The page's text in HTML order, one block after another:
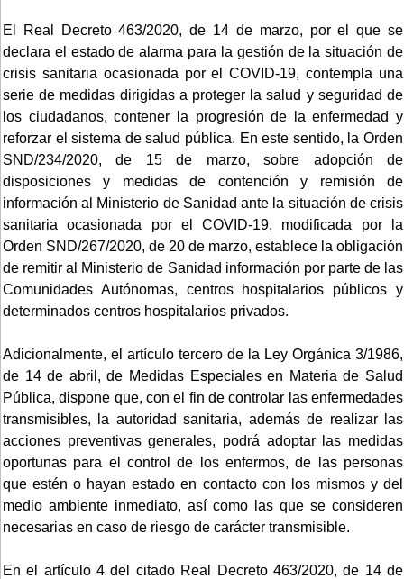
El Real Decreto 463/2020, de 14 de marzo, por el que se
declara el estado de alarma para la gestión de la situación de
crisis sanitaria ocasionada por el COVID-19, contempla una
serie de medidas dirigidas a proteger la salud y seguridad de
los ciudadanos, contener la progresión de la enfermedad y
reforzar el sistema de salud pública. En este sentido, la Orden
SND/234/2020, de 15 de marzo, sobre adopción de
disposiciones y medidas de contención y remisión de
información al Ministerio de Sanidad ante la situación de crisis
sanitaria ocasionada por el COVID-19, modificada por la
Orden SND/267/2020, de 20 de marzo, establece la obligación
de remitir al Ministerio de Sanidad información por parte de las
Comunidades Autónomas, centros hospitalarios públicos y
determinados centros hospitalarios privados.
Adicionalmente, el artículo tercero de la Ley Orgánica 3/1986,
de 14 de abril, de Medidas Especiales en Materia de Salud
Pública, dispone que, con el fin de controlar las enfermedades
transmisibles, la autoridad sanitaria, además de realizar las
acciones preventivas generales, podrá adoptar las medidas
oportunas para el control de los enfermos, de las personas
que estén o hayan estado en contacto con los mismos y del
medio ambiente inmediato, así como las que se consideren
necesarias en caso de riesgo de carácter transmisible.
En el artículo 4 del citado Real Decreto 463/2020, de 14 de